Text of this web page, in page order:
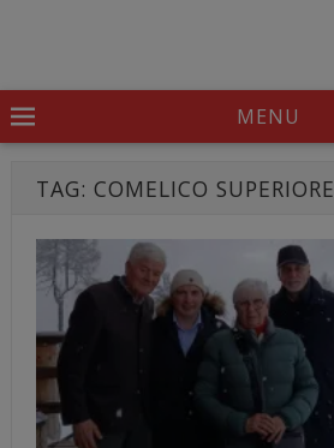
MENU
TAG: COMELICO SUPERIORE